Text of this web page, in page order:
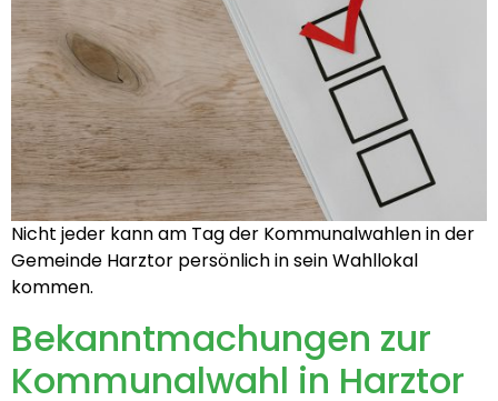
Nicht jeder kann am Tag der Kommunalwahlen in der
Gemeinde Harztor persönlich in sein Wahllokal
kommen.
Bekanntmachungen zur
Kommunalwahl in Harztor